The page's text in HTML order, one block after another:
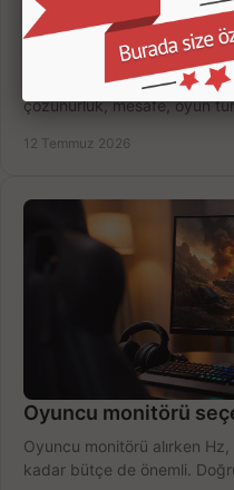
Oyuncu Monitörü
Oyuncu monitörü kaç inç
çözünürlük, mesafe, oyun
12 Temmuz 2026
Oyuncu monitörü
Oyuncu monitörü alırken
kadar bütçe de önemli.